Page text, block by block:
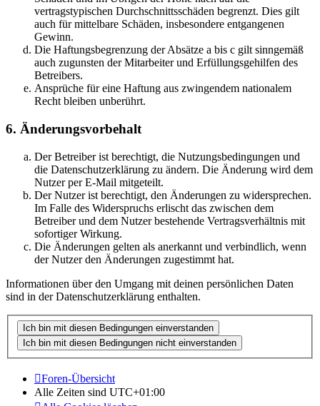
vertragstypischen Durchschnittsschäden begrenzt. Dies gilt
auch für mittelbare Schäden, insbesondere entgangenen
Gewinn.
Die Haftungsbegrenzung der Absätze a bis c gilt sinngemäß
auch zugunsten der Mitarbeiter und Erfüllungsgehilfen des
Betreibers.
Ansprüche für eine Haftung aus zwingendem nationalem
Recht bleiben unberührt.
6. Änderungsvorbehalt
Der Betreiber ist berechtigt, die Nutzungsbedingungen und
die Datenschutzerklärung zu ändern. Die Änderung wird dem
Nutzer per E-Mail mitgeteilt.
Der Nutzer ist berechtigt, den Änderungen zu widersprechen.
Im Falle des Widerspruchs erlischt das zwischen dem
Betreiber und dem Nutzer bestehende Vertragsverhältnis mit
sofortiger Wirkung.
Die Änderungen gelten als anerkannt und verbindlich, wenn
der Nutzer den Änderungen zugestimmt hat.
Informationen über den Umgang mit deinen persönlichen Daten
sind in der Datenschutzerklärung enthalten.
Foren-Übersicht
Alle Zeiten sind UTC+01:00